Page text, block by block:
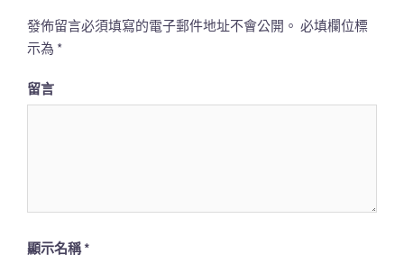
發佈留言必須填寫的電子郵件地址不會公開。 必填欄位標
示為 *
留言
顯示名稱*